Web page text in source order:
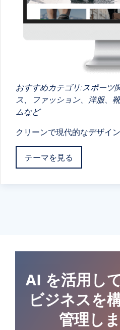
おすすめカテゴリ:スポーツ
ス、ファッション、洋服、
ムなど
クリーンで現代的なデザイン
テーマを見る
AI を活用し
ビジネスを
管理し